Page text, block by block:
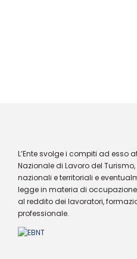
L’Ente svolge i compiti ad esso
Nazionale di Lavoro del
nazionali e territoriali e
legge in materia di
al reddito dei lavoratori,
professionale.